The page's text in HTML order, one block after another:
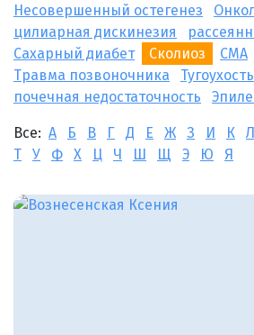
Несовершенный остегенез
цилиарная дискинезия
Сахарный диабет
Сколиоз СМА
Травма позвоночника
Тугоухость
почечная недостаточность
Все: А Б В Г Д Е Ж З И К Л
Т
У Ф Х Ц Ч Ш Щ Э Ю Я